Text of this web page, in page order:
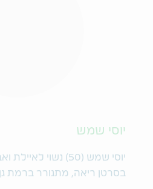
יוסי שמש
יוסי שמש (50) נשוי
בסרטן ריאה, מתגורר ברמת גן